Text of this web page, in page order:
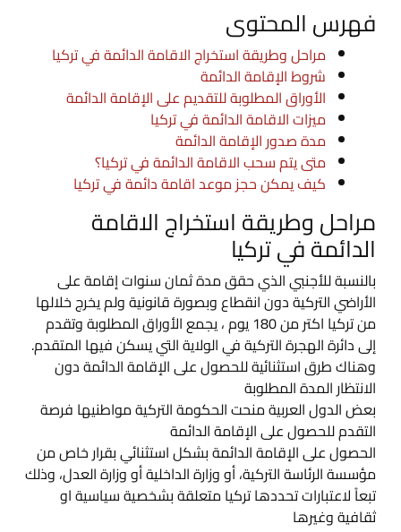
فهرس المحتوى
مراحل وطريقة استخراج الاقامة الدائمة في تركيا
شروط الإقامة الدائمة
الأوراق المطلوبة للتقديم على الإقامة الدائمة
ميزات الاقامة الدائمة في تركيا
مدة صدور الإقامة الدائمة
متى يتم سحب الاقامة الدائمة في تركيا؟
كيف يمكن حجز موعد اقامة دائمة في تركيا
مراحل وطريقة استخراج الاقامة
الدائمة في تركيا
بالنسبة للأجنبي الذي حقق مدة ثمان سنوات إقامة على
الأراضي التركية دون انقطاع وبصورة قانونية ولم يخرج خلالها
من تركيا اكتر من 180 يوم ، يجمع الأوراق المطلوبة وتقدم
إلى دائرة الهجرة التركية في الولاية التي يسكن فيها المتقدم.
وهناك طرق استثنائية للحصول على الإقامة الدائمة دون
الانتظار المدة المطلوبة
بعض الدول العربية منحت الحكومة التركية مواطنيها فرصة
التقدم للحصول على الإقامة الدائمة
الحصول على الإقامة الدائمة بشكل استثنائي بقرار خاص من
مؤسسة الرئاسة التركية، أو وزارة الداخلية أو وزارة العدل، وذلك
تبعاً لاعتبارات تحددها تركيا متعلقة بشخصية سياسية او
ثقافية وغيرها